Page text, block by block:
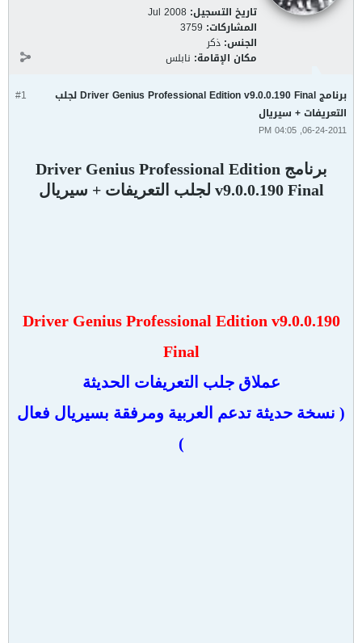
تاريخ التسجيل: Jul 2008
المشاركات: 3759
الجنس: ذكر
مكان الإقامة: نابلس
#1
برنامج Driver Genius Professional Edition v9.0.0.190 Final لجلب
التعريفات + سيريال
06-24-2011, 04:05 PM
برنامج Driver Genius Professional Edition
v9.0.0.190 Final لجلب التعريفات + سيريال
Driver Genius Professional Edition v9.0.0.190
Final
عملاق جلب التعريفات الحديثة
( نسخة حديثة تدعم العربية ومرفقة بسيريال فعال
)